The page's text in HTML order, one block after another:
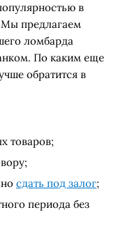
в
Мы предлагаем
ломбарда
По каким еще
обратится в
товаров;
сдать под залог;
периода без